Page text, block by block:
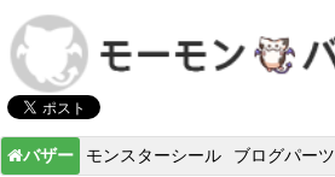
バザー モンスターシール ブログパーツ